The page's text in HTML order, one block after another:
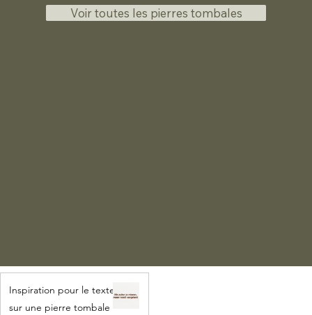
Voir toutes les pierres tombales
Inspiration pour le texte
sur une pierre tombale